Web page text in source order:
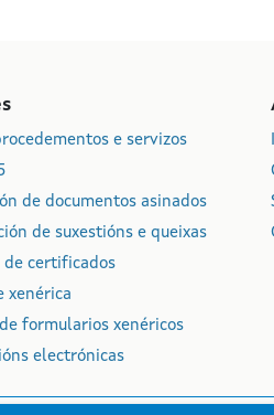
e servizos
de documentos asinados
de suxestións e queixas
de certificados
xenérica
formularios xenéricos
electrónicas